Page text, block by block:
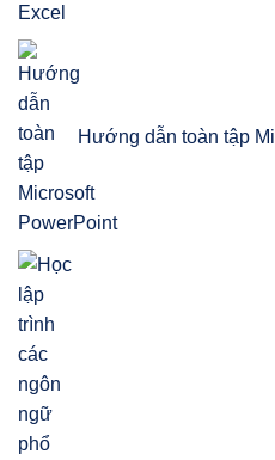
Hướng dẫn toàn tập